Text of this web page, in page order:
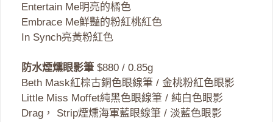
Entertain Me明亮的橘色
Embrace Me鮮豔的粉紅桃紅色
In Synch亮黃粉紅色
防水煙燻眼影筆 $880 / 0.85g
Beth Mask紅棕古銅色眼線筆 / 金桃粉紅色眼影
Little Miss Moffet純黑色眼線筆 / 純白色眼影
Drag， Strip煙燻海軍藍眼線筆 / 淡藍色眼影